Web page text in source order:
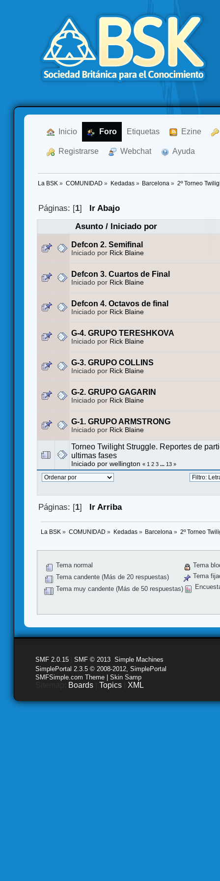
Inicio Foro Etiquetas Ezine
Registrarse Webchat Ayuda
La BSK » COMUNIDAD » Kedadas» Barcelona » 2º Torneo
Páginas: [1]
Ir Abajo
Asunto/ Iniciado por
Defcon 2. Semifinal
Iniciado por Rick Blaine
Defcon 3. Cuartos de Final
Iniciado por Rick Blaine
Defcon 4. Octavos de final
Iniciado por Rick Blaine
G-4. GRUPO TERESHKOVA
Iniciado por Rick Blaine
G-3. GRUPO COLLINS
Iniciado por Rick Blaine
G-2. GRUPO GAGARIN
Iniciado por Rick Blaine
G-1. GRUPO ARMSTRONG
Iniciado por Rick Blaine
Torneo Twilight Struggle. Reportes de
ultimas fases
Iniciado por wellington « 1 2 3 ... 13 »
Páginas: [1] Ir Arriba
La BSK » COMUNIDAD » Kedadas» Barcelona » 2º Torneo
Tema normal
Tema candente (Más de 20 respuestas)
Tema muy candente (Más de 50 respuestas)
Tema
Tema
SMF 2.0.15 SMF © 2013 Simple Machines
SimplePortal 2.3.5 © 2008-2012, SimplePortal
SMFSimple.com Theme | Skin Samp
Boards Topics XML